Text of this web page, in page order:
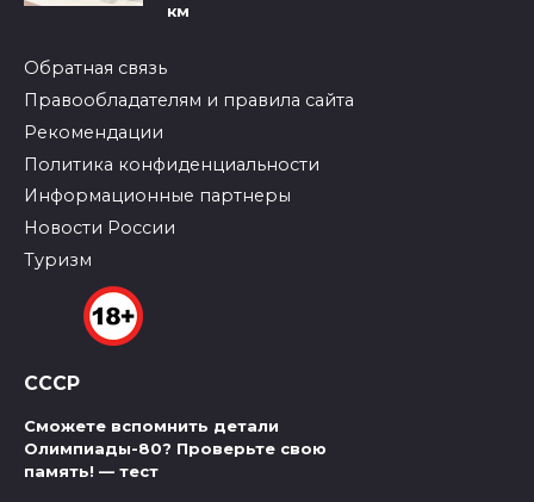
км
Обратная связь
Правообладателям и правила сайта
Рекомендации
Политика конфиденциальности
Информационные партнеры
Новости России
Туризм
СССР
Сможете вспомнить детали
Олимпиады-80? Проверьте свою
память! — тест